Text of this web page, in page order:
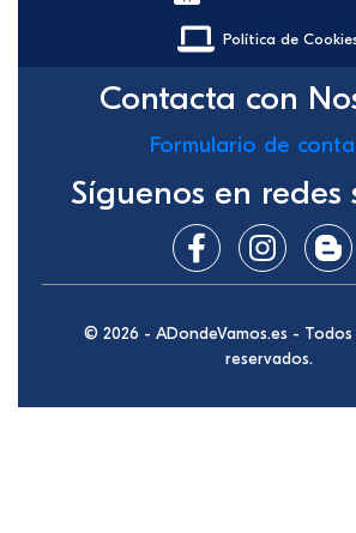
Política de
Contacta con
Formulario de
Síguenos en redes
© 2026 - ADondeVamos.es -
reservados.